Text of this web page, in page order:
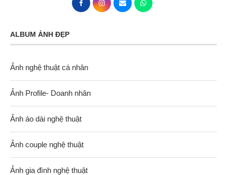
ALBUM ẢNH ĐẸP
Ảnh nghệ thuật cá nhân
Ảnh Profile- Doanh nhân
Ảnh áo dài nghệ thuật
Ảnh couple nghệ thuật
Ảnh gia đình nghệ thuật